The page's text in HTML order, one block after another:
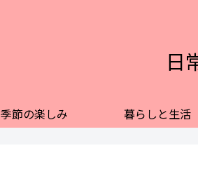
日
季節の楽しみ 暮らしと生活